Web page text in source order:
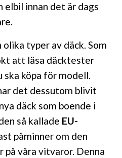
innan det är dags
typer av däck. Som
att läsa däcktester
ska köpa för modell.
det dessutom blivit
däck som boende i
så kallade EU-
påminner om den
på våra vitvaror. Denna